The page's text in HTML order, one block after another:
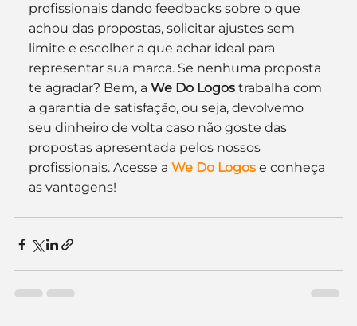
profissionais dando feedbacks sobre o que
achou das propostas, solicitar ajustes sem
limite e escolher a que achar ideal para
representar sua marca. Se nenhuma proposta
te agradar? Bem, a We Do Logos trabalha com
a garantia de satisfação, ou seja, devolvemo
seu dinheiro de volta caso não goste das
propostas apresentada pelos nossos
profissionais. Acesse a We Do Logos e conheça
as vantagens!